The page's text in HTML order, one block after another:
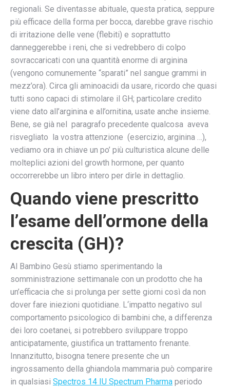
regionali. Se diventasse abituale, questa pratica, seppure
più efficace della forma per bocca, darebbe grave rischio
di irritazione delle vene (flebiti) e soprattutto
danneggerebbe i reni, che si vedrebbero di colpo
sovraccaricati con una quantità enorme di arginina
(vengono comunemente “sparati” nel sangue grammi in
mezz’ora). Circa gli aminoacidi da usare, ricordo che quasi
tutti sono capaci di stimolare il GH; particolare credito
viene dato all’arginina e all’ornitina, usate anche insieme.
Bene, se già nel paragrafo precedente qualcosa aveva
risvegliato la vostra attenzione (esercizio, arginina …),
vediamo ora in chiave un po’ più culturistica alcune delle
molteplici azioni del growth hormone, per quanto
occorrerebbe un libro intero per dirle in dettaglio.
Quando viene prescritto
l’esame dell’ormone della
crescita (GH)?
Al Bambino Gesù stiamo sperimentando la
somministrazione settimanale con un prodotto che ha
un’efficacia che si prolunga per sette giorni così da non
dover fare iniezioni quotidiane. L‘impatto negativo sul
comportamento psicologico di bambini che, a differenza
dei loro coetanei, si potrebbero sviluppare troppo
anticipatamente, giustifica un trattamento frenante.
Innanzitutto, bisogna tenere presente che un
ingrossamento della ghiandola mammaria può comparire
in qualsiasi Spectros 14 IU Spectrum Pharma periodo